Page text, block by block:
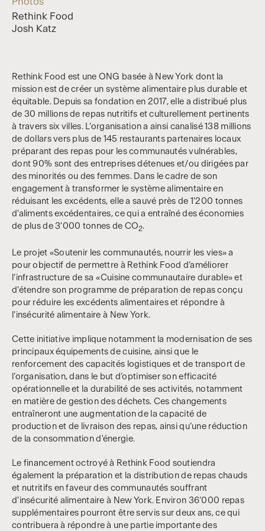
Rethink Food
Josh Katz
Rethink Food est une ONG basée à New York dont la
mission est de créer un système alimentaire plus durable et
équitable. Depuis sa fondation en 2017, elle a distribué plus
de 30 millions de repas nutritifs et culturellement pertinents
à travers six villes. L’organisation a ainsi canalisé 138 millions
de dollars vers plus de 145 restaurants partenaires locaux
préparant des repas pour les communautés vulnérables,
dont 90% sont des entreprises détenues et/ou dirigées par
des minorités ou des femmes. Dans le cadre de son
engagement à transformer le système alimentaire en
réduisant les excédents, elle a sauvé près de 1'200 tonnes
d'aliments excédentaires, ce qui a entraîné des économies
de plus de 3'000 tonnes de CO2.
Le projet «Soutenir les communautés, nourrir les vies» a
pour objectif de permettre à Rethink Food d’améliorer
l’infrastructure de sa «Cuisine communautaire durable» et
d’étendre son programme de préparation de repas conçu
pour réduire les excédents alimentaires et répondre à
l'insécurité alimentaire à New York.
Cette initiative implique notamment la modernisation de ses
principaux équipements de cuisine, ainsi que le
renforcement des capacités logistiques et de transport de
l’organisation, dans le but d’optimiser son efficacité
opérationnelle et la durabilité de ses activités, notamment
en matière de gestion des déchets. Ces changements
entraîneront une augmentation de la capacité de
production et de livraison des repas, ainsi qu’une réduction
de la consommation d'énergie.
Le financement octroyé à Rethink Food soutiendra
également la préparation et la distribution de repas chauds
et nutritifs en faveur des communautés souffrant
d'insécurité alimentaire à New York. Environ 36’000 repas
supplémentaires pourront être servis sur deux ans, ce qui
contribuera à répondre à une partie importante des